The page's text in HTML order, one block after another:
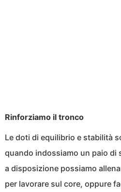
Rinforziamo il tronco
Le doti di equilibrio e stabilità
quando indossiamo un paio di
a disposizione possiamo
per lavorare sul core, oppure